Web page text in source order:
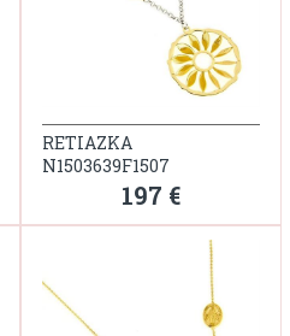
RETIAZKA
N1503639F1507
197 €